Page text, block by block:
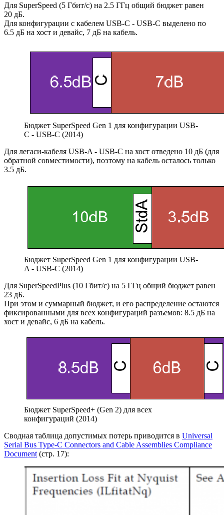
Для SuperSpeed (5 Гбит/с) на 2.5 ГГц общий бюджет равен
20 дБ.
Для конфигурации с кабелем USB-C - USB-C выделено по
6.5 дБ на хост и девайс, 7 дБ на кабель.
Бюджет SuperSpeed Gen 1 для конфигурации USB-
C - USB-C (2014)
Для легаси-кабеля USB-A - USB-C на хост отведено 10 дБ (для
обратной совместимости), поэтому на кабель осталось только
3.5 дБ.
Бюджет SuperSpeed Gen 1 для конфигурации USB-
A - USB-C (2014)
Для SuperSpeedPlus (10 Гбит/с) на 5 ГГц общий бюджет равен
23 дБ.
При этом и суммарный бюджет, и его распределение остаются
фиксированными для всех конфигураций разъемов: 8.5 дБ на
хост и девайс, 6 дБ на кабель.
Бюджет SuperSpeed+ (Gen 2) для всех
конфигураций (2014)
Сводная таблица допустимых потерь приводится в Universal
Serial Bus Type-C Connectors and Cable Assemblies Compliance
Document (стр. 17):